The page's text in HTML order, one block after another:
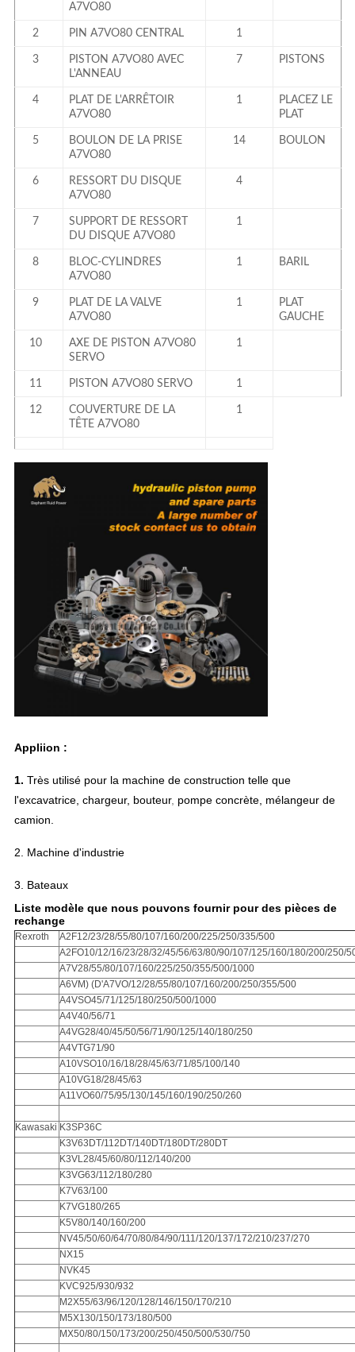
A7VO80
2 PIN A7VO80 CENTRAL 1
3
PISTON A7VO80 AVEC
L'ANNEAU
7 PISTONS
4
PLAT DE L'ARRÊTOIR
A7VO80
1
PLACEZ LE
PLAT
5
BOULON DE LA PRISE
A7VO80
14 BOULON
6
RESSORT DU DISQUE
A7VO80
4
7
SUPPORT DE RESSORT
DU DISQUE A7VO80
1
8
BLOC-CYLINDRES
A7VO80
1 BARIL
9
PLAT DE LA VALVE
A7VO80
1
PLAT
GAUCHE
10
AXE DE PISTON A7VO80
SERVO
1
11 PISTON A7VO80 SERVO 1
12
COUVERTURE DE LA
TÊTE A7VO80
1
Appliion :
1. Très utilisé pour la machine de construction telle que
l'excavatrice, chargeur, bouteur, pompe concrète, mélangeur de
camion.
2. Machine d'industrie
3. Bateaux
Liste modèle que nous pouvons fournir pour des pièces de
rechange
Rexroth
A2F12/23/28/55/80/107/160/200/225/250/335/500
A2FO10/12/16/23/28/32/45/56/63/80/90/107/125/160/180/200/250/
A7V28/55/80/107/160/225/250/355/500/1000
A6VM) (D'A7VO/12/28/55/80/107/160/200/250/355/500
A4VSO45/71/125/180/250/500/1000
A4V40/56/71
A4VG28/40/45/50/56/71/90/125/140/180/250
A4VTG71/90
A10VSO10/16/18/28/45/63/71/85/100/140
A10VG18/28/45/63
A11VO60/75/95/130/145/160/190/250/260
Kawasaki K3SP36C
K3V63DT/112DT/140DT/180DT/280DT
K3VL28/45/60/80/112/140/200
K3VG63/112/180/280
K7V63/100
K7VG180/265
K5V80/140/160/200
NV45/50/60/64/70/80/84/90/111/120/137/172/210/237/270
NX15
NVK45
KVC925/930/932
M2X55/63/96/120/128/146/150/170/210
M5X130/150/173/180/500
MX50/80/150/173/200/250/450/500/530/750